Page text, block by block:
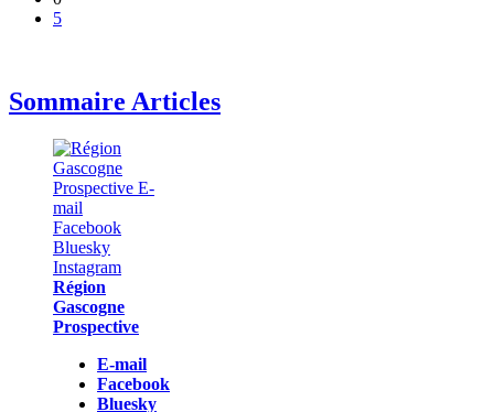
5
Sommaire Articles
Région
Gascogne
Prospective
E-mail
Facebook
Bluesky